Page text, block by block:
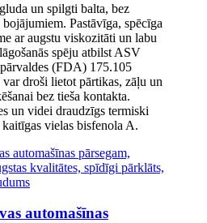
un spilgti balta, bez
Pastāvīga, spēcīga
ar augstu viskozitāti un labu
spēju atbilst ASV
(FDA) 175.105
var droši lietot pārtikas, zāļu un
bez tieša kontakta.
un videi draudzīgs termiski
vielas bisfenola A.
automašīnas